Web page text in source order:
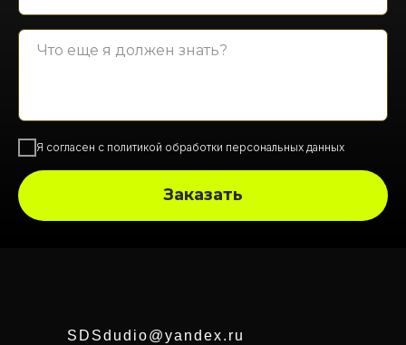
Я согласен с политикой обработки персональных данных
Заказать
SDSdudio@yandex.ru